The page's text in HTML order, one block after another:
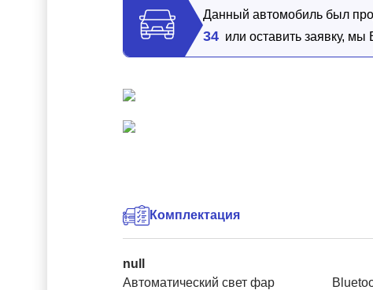
Данный автомобиль был
34 или оставить заявку,
Комплектация
null
Автоматический свет фар